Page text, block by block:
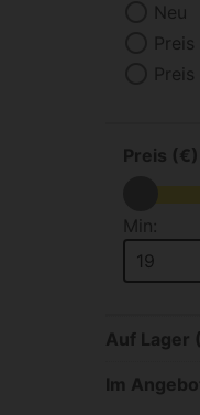
Neu
Preis (€)
Min:
Auf Lager
Im